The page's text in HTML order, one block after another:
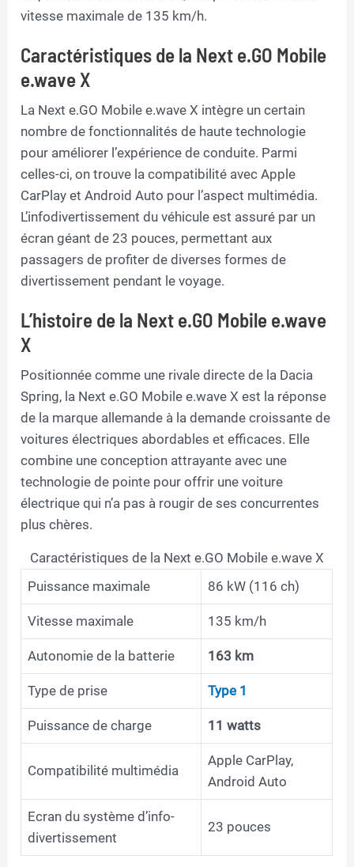
vitesse maximale de 135 km/h.
Caractéristiques de la Next e.GO Mobile
e.wave X
La Next e.GO Mobile e.wave X intègre un certain
nombre de fonctionnalités de haute technologie
pour améliorer l’expérience de conduite. Parmi
celles-ci, on trouve la compatibilité avec Apple
CarPlay et Android Auto pour l’aspect multimédia.
L’infodivertissement du véhicule est assuré par un
écran géant de 23 pouces, permettant aux
passagers de profiter de diverses formes de
divertissement pendant le voyage.
L’histoire de la Next e.GO Mobile e.wave
X
Positionnée comme une rivale directe de la Dacia
Spring, la Next e.GO Mobile e.wave X est la réponse
de la marque allemande à la demande croissante de
voitures électriques abordables et efficaces. Elle
combine une conception attrayante avec une
technologie de pointe pour offrir une voiture
électrique qui n’a pas à rougir de ses concurrentes
plus chères.
Caractéristiques de la Next e.GO Mobile e.wave X
Puissance maximale
86 kW (116 ch)
Vitesse maximale 135 km/h
Autonomie de la batterie 163 km
Type de prise Type 1
Puissance de charge 11 watts
Compatibilité multimédia
Apple CarPlay,
Android Auto
Ecran du système d’info-
divertissement
23 pouces